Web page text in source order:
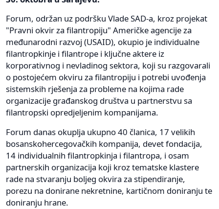
Forum, održan uz podršku Vlade SAD-a, kroz projekat
"Pravni okvir za filantropiju" Američke agencije za
međunarodni razvoj (USAID), okupio je individualne
filantropkinje i filantrope i ključne aktere iz
korporativnog i nevladinog sektora, koji su razgovarali
o postojećem okviru za filantropiju i potrebi uvođenja
sistemskih rješenja za probleme na kojima rade
organizacije građanskog društva u partnerstvu sa
filantropski opredjeljenim kompanijama.
Forum danas okuplja ukupno 40 članica, 17 velikih
bosanskohercegovačkih kompanija, devet fondacija,
14 individualnih filantropkinja i filantropa, i osam
partnerskih organizacija koji kroz tematske klastere
rade na stvaranju boljeg okvira za stipendiranje,
porezu na donirane nekretnine, kartičnom doniranju te
doniranju hrane.